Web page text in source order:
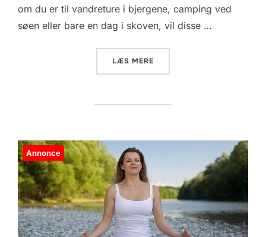
om du er til vandreture i bjergene, camping ved
søen eller bare en dag i skoven, vil disse …
LÆS MERE
Annonce